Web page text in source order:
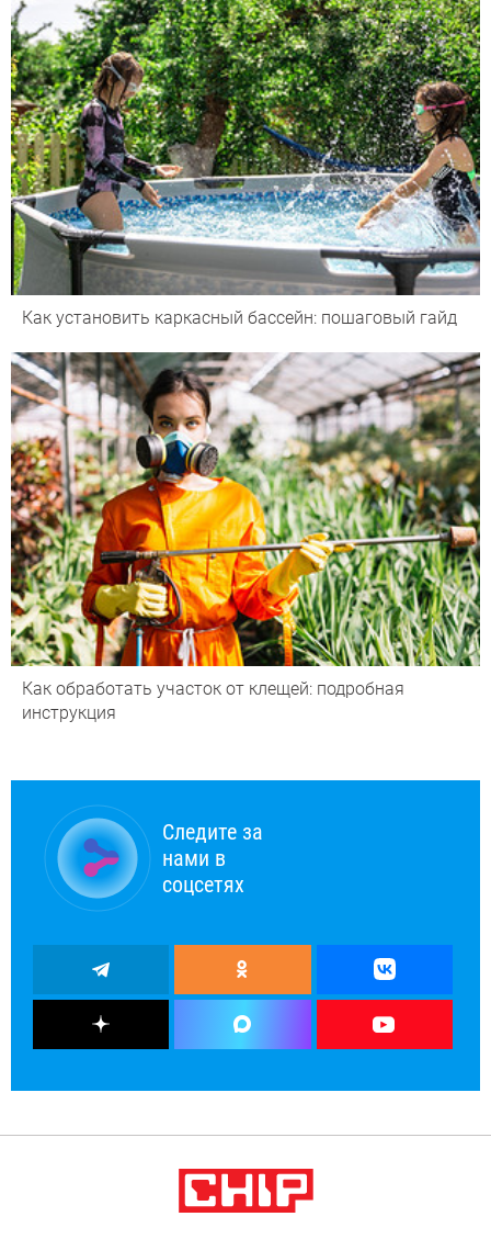
Как установить каркасный бассейн: пошаговый гайд
Как обработать участок от клещей: подробная
инструкция
Следите за
нами в
соцсетях